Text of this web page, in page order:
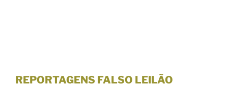
REPORTAGENS FALSO LEILÃO